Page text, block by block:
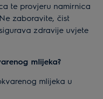
te provjeru namirnica
zaboravite, čist
zdravije uvjete
mlijeka?
mlijeka u